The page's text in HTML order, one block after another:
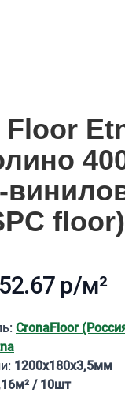
Floor
floor)
52.67 р/м²
CronaFloor
1200х180х3,5мм
/ 10шт